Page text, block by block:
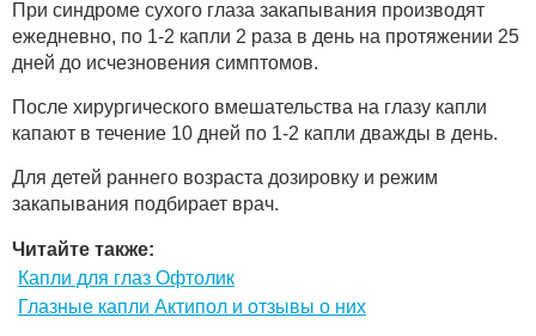
При синдроме сухого глаза закапывания производят
ежедневно, по 1-2 капли 2 раза в день на протяжении 25
дней до исчезновения симптомов.
После хирургического вмешательства на глазу капли
капают в течение 10 дней по 1-2 капли дважды в день.
Для детей раннего возраста дозировку и режим
закапывания подбирает врач.
Читайте также:
Капли для глаз Офтолик
Глазные капли Актипол и отзывы о них